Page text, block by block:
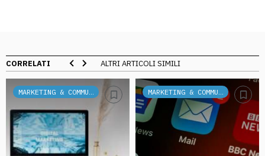
CORRELATI ALTRI ARTICOLI SIMILI